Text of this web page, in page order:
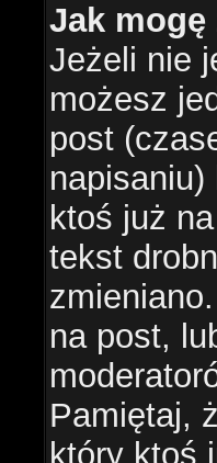
Jak
Jeżeli nie
możesz
post
ktoś już
tekst
na post,
Pamiętaj,
który ktoś